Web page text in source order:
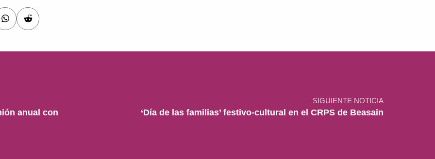
anual con
SIGUIENTE NOTICIA
‘Día de las familias’ festivo-cultural en el CRPS de Beasain